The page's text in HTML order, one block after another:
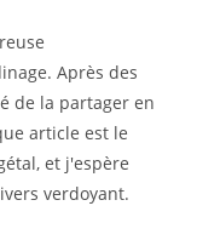
Après des
de la partager en
article est le
et j'espère
verdoyant.